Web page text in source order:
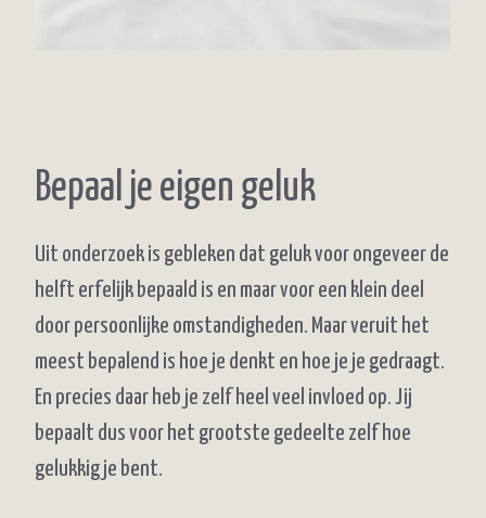
Bepaal je eigen geluk
Uit onderzoek is gebleken dat geluk voor ongeveer de
helft erfelijk bepaald is en maar voor een klein deel
door persoonlijke omstandigheden. Maar veruit het
meest bepalend is hoe je denkt en hoe je je gedraagt.
En precies daar heb je zelf heel veel invloed op. Jij
bepaalt dus voor het grootste gedeelte zelf hoe
gelukkig je bent.